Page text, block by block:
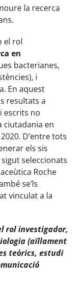
la recerca
el rol
en
bacterianes,
i
En aquest
resultats a
escrits no
ciutadania en
D’entre tots
els sis
seleccionats
Roche
se’ls
vinculat a la
rol investigador,
(aïllament
teòrics, estudi